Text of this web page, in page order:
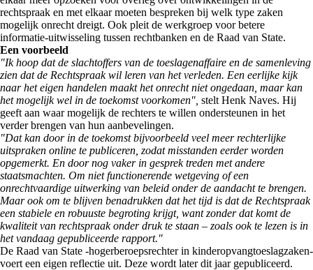
rechtspraak en met elkaar moeten bespreken bij welk type zaken
mogelijk onrecht dreigt. Ook pleit de werkgroep voor betere
informatie-uitwisseling tussen rechtbanken en de Raad van State.
Een voorbeeld
"Ik hoop dat de slachtoffers van de toeslagenaffaire en de samenleving
zien dat de Rechtspraak wil leren van het verleden. Een eerlijke kijk
naar het eigen handelen maakt het onrecht niet ongedaan, maar kan
het mogelijk wel in de toekomst voorkomen", stelt Henk Naves. Hij
geeft aan waar mogelijk de rechters te willen ondersteunen in het
verder brengen van hun aanbevelingen.
"Dat kan door in de toekomst bijvoorbeeld veel meer rechterlijke
uitspraken online te publiceren, zodat misstanden eerder worden
opgemerkt. En door nog vaker in gesprek treden met andere
staatsmachten. Om niet functionerende wetgeving of een
onrechtvaardige uitwerking van beleid onder de aandacht te brengen.
Maar ook om te blijven benadrukken dat het tijd is dat de Rechtspraak
een stabiele en robuuste begroting krijgt, want zonder dat komt de
kwaliteit van rechtspraak onder druk te staan – zoals ook te lezen is in
het vandaag gepubliceerde rapport."
De Raad van State -hogerberoepsrechter in kinderopvangtoeslagzaken-
voert een eigen reflectie uit. Deze wordt later dit jaar gepubliceerd.